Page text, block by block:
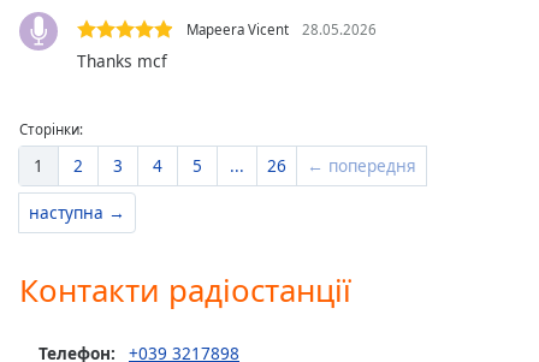
close
the
Text
Color
Opacity
Text
Color
Mapeera Vicent 28.05.2026
Thanks mcf
Сторінки:
1 2 3 4 5 ... 26 ← попередня
наступна →
Контакти радіостанції
Телефон: +039 3217898